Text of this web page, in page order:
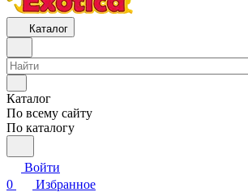
Каталог
Каталог
По всему сайту
По каталогу
Войти
0
Избранное